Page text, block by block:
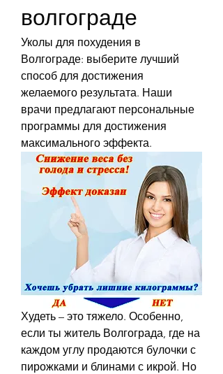
волгограде
Уколы для похудения в
Волгограде: выберите лучший
способ для достижения
желаемого результата. Наши
врачи предлагают персональные
программы для достижения
максимального эффекта.
Худеть – это тяжело. Особенно,
если ты житель Волгограда, где на
каждом углу продаются булочки с
пирожками и блинами с икрой. Но